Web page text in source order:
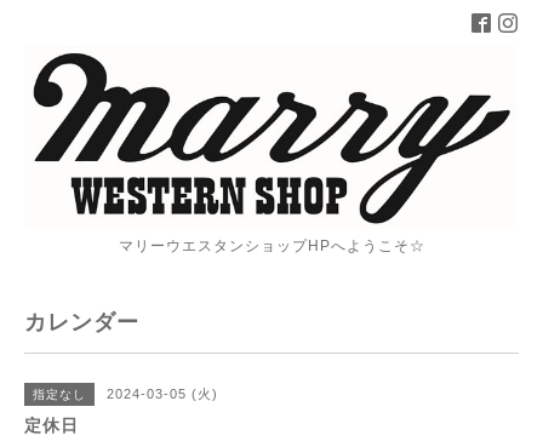
マリーウエスタンショップHPへようこそ☆
カレンダー
指定なし 2024-03-05 (火)
定休日